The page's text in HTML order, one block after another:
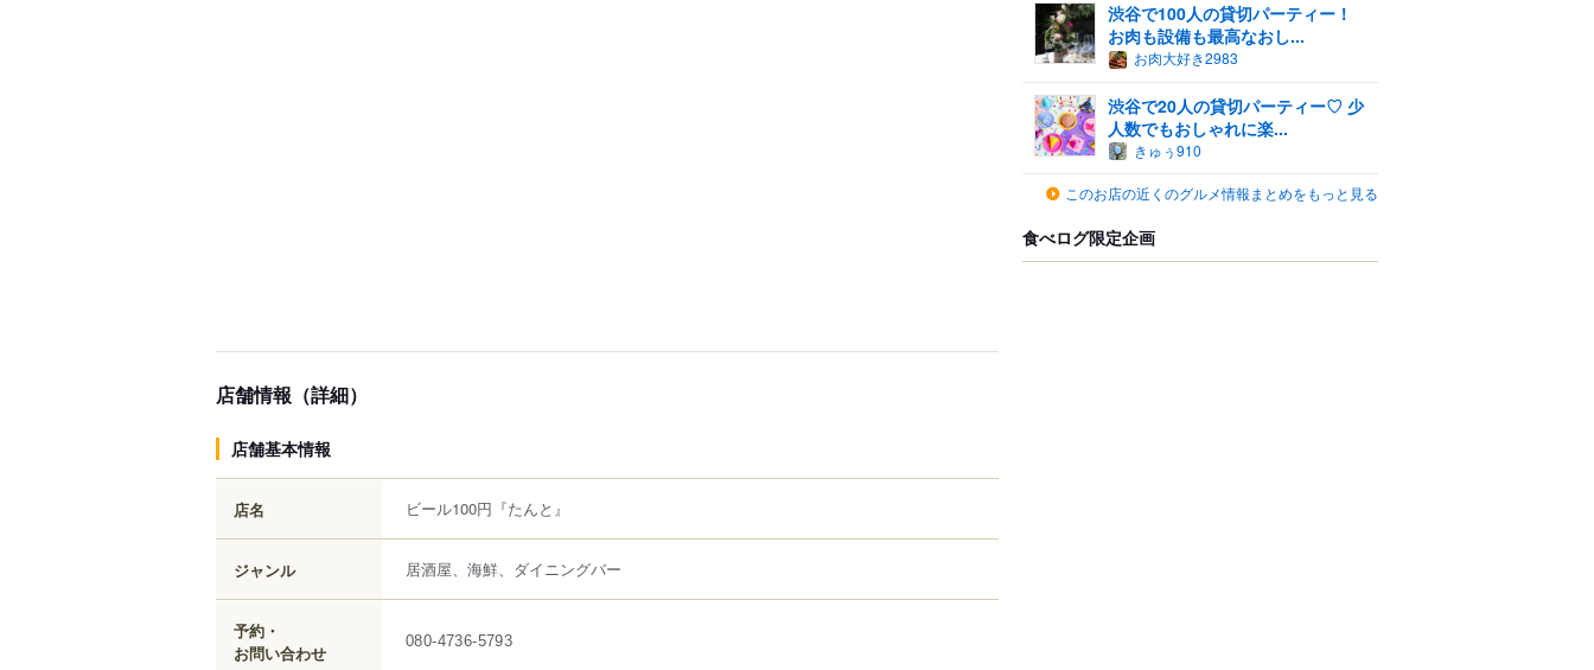
店舗情報（詳細）
店舗基本情報
店名 ビール100円『たんと』
ジャンル 居酒屋、海鮮、ダイニングバー
予約・
お問い合わせ
080-4736-5793
渋谷で100人の貸切パーティー！
お肉も設備も最高なおし...
お肉大好き2983
渋谷で20人の貸切パーティー♡ 少
人数でもおしゃれに楽...
きゅぅ910
このお店の近くのグルメ情報まとめをもっと見る
食べログ限定企画